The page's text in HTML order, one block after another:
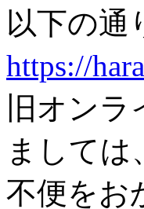
以下の通
https://
旧オン
ましては
不便をお